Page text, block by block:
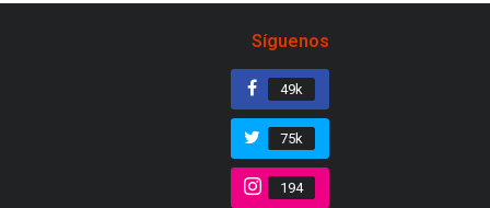
Síguenos
49k
75k
194